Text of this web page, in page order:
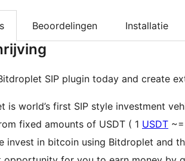
Beoordelingen Installatie
SIP plugin today and create
is world’s first SIP style investment
fixed amounts of USDT ( 1 USDT
invest in bitcoin using Bitdroplet and